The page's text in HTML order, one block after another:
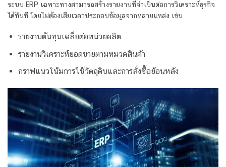
ระบบ ERP เฉพาะทางสามารถสร้างรายงานที่จำเป็นต่อการวิเคราะห์ธุรกิจ
ได้ทันที โดยไม่ต้องเสียเวลาประกอบข้อมูลจากหลายแหล่ง เช่น
รายงานต้นทุนเฉลี่ยต่อหน่วยผลิต
รายงานวิเคราะห์ยอดขายตามหมวดสินค้า
กราฟแนวโน้มการใช้วัตถุดิบและการสั่งซื้อย้อนหลัง